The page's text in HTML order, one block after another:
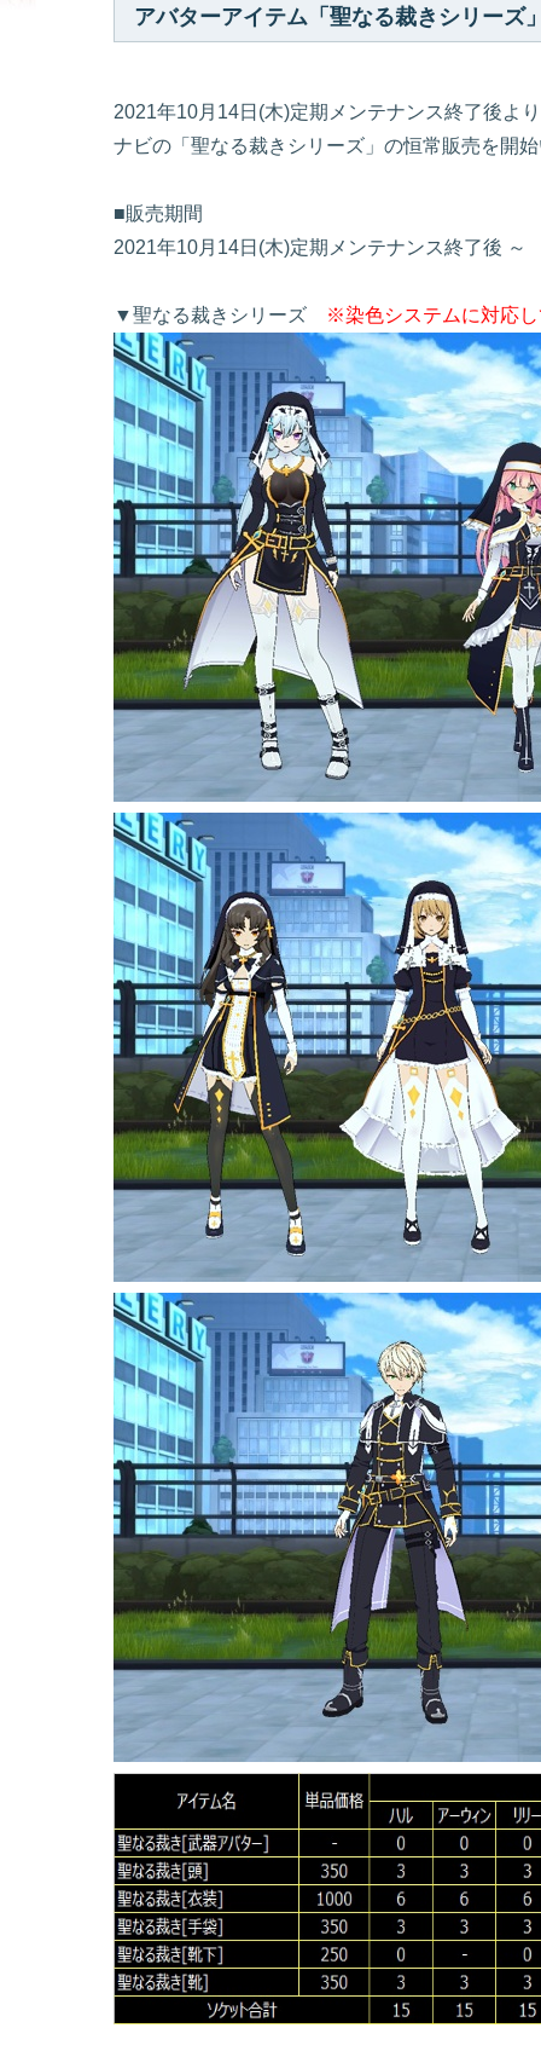
アバターアイテム「聖なる裁きシリーズ
2021年10月14日(木)定期メンテナンス終了後よ
ナビの「聖なる裁きシリーズ」の恒常販売を開
■販売期間
2021年10月14日(木)定期メンテナンス終了後 ～
▼聖なる裁きシリーズ ※染色システムに対応